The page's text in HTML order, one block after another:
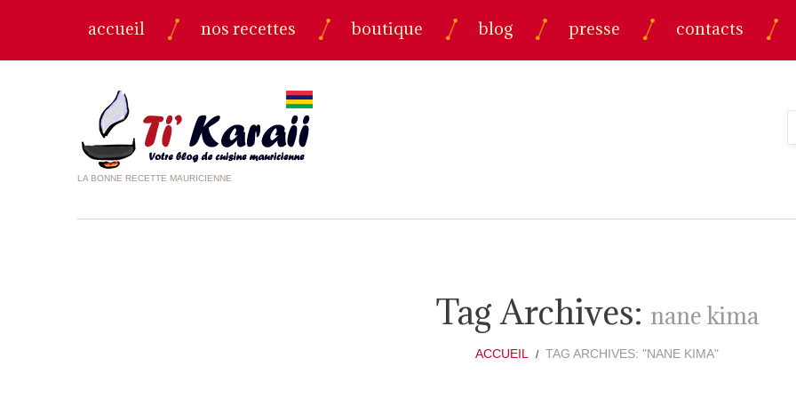
accueil nos recettes boutique blog presse contacts
LA BONNE RECETTE MAURICIENNE
Tag Archives: nane kima
ACCUEIL TAG ARCHIVES: "NANE KIMA"